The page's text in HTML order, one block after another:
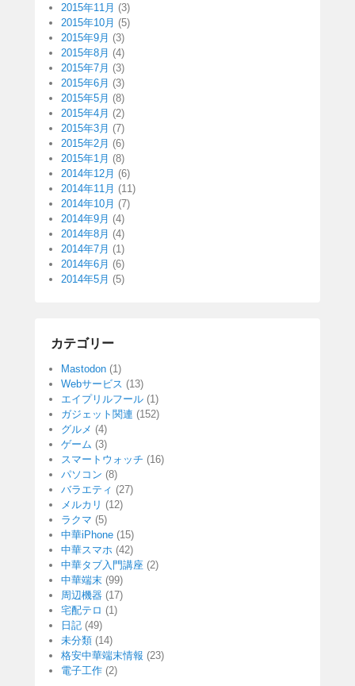
2015年11月 (3)
2015年10月 (5)
2015年9月 (3)
2015年8月 (4)
2015年7月 (3)
2015年6月 (3)
2015年5月 (8)
2015年4月 (2)
2015年3月 (7)
2015年2月 (6)
2015年1月 (8)
2014年12月 (6)
2014年11月 (11)
2014年10月 (7)
2014年9月 (4)
2014年8月 (4)
2014年7月 (1)
2014年6月 (6)
2014年5月 (5)
カテゴリー
Mastodon (1)
Webサービス (13)
エイプリルフール (1)
ガジェット関連 (152)
グルメ (4)
ゲーム (3)
スマートウォッチ (16)
パソコン (8)
バラエティ (27)
メルカリ (12)
ラクマ (5)
中華iPhone (15)
中華スマホ (42)
中華タブ入門講座 (2)
中華端末 (99)
周辺機器 (17)
宅配テロ (1)
日記 (49)
未分類 (14)
格安中華端末情報 (23)
電子工作 (2)